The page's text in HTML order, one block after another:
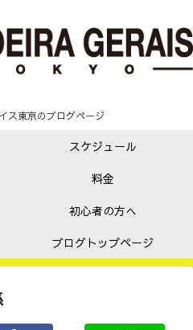
ス東京のブログページ
スケジュール
料金
初心者の方へ
ブログトップページ